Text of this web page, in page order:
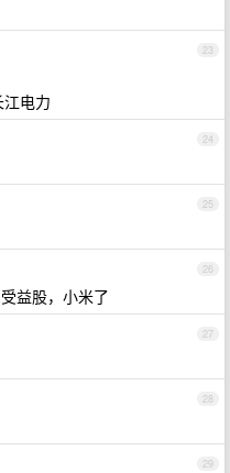
23
电力
24
25
26
益股，小米了
27
28
29